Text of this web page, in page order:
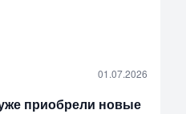
01.07.2026
приобрели новые